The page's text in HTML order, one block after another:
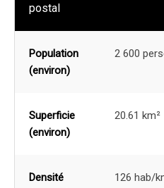
postal
Population
(environ)
2 600
Superficie
(environ)
20.61 km²
Densité
126 hab/